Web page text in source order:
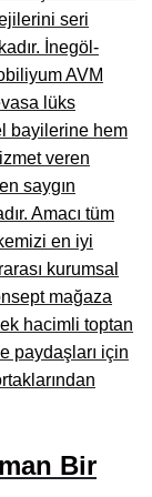
Firmaları
seri
İnegöl-
AVM
lüks
bayilerine hem
veren
saygın
Amacı tüm
en iyi
kurumsal
mağaza
hacimli toptan
paydaşları için
Bir